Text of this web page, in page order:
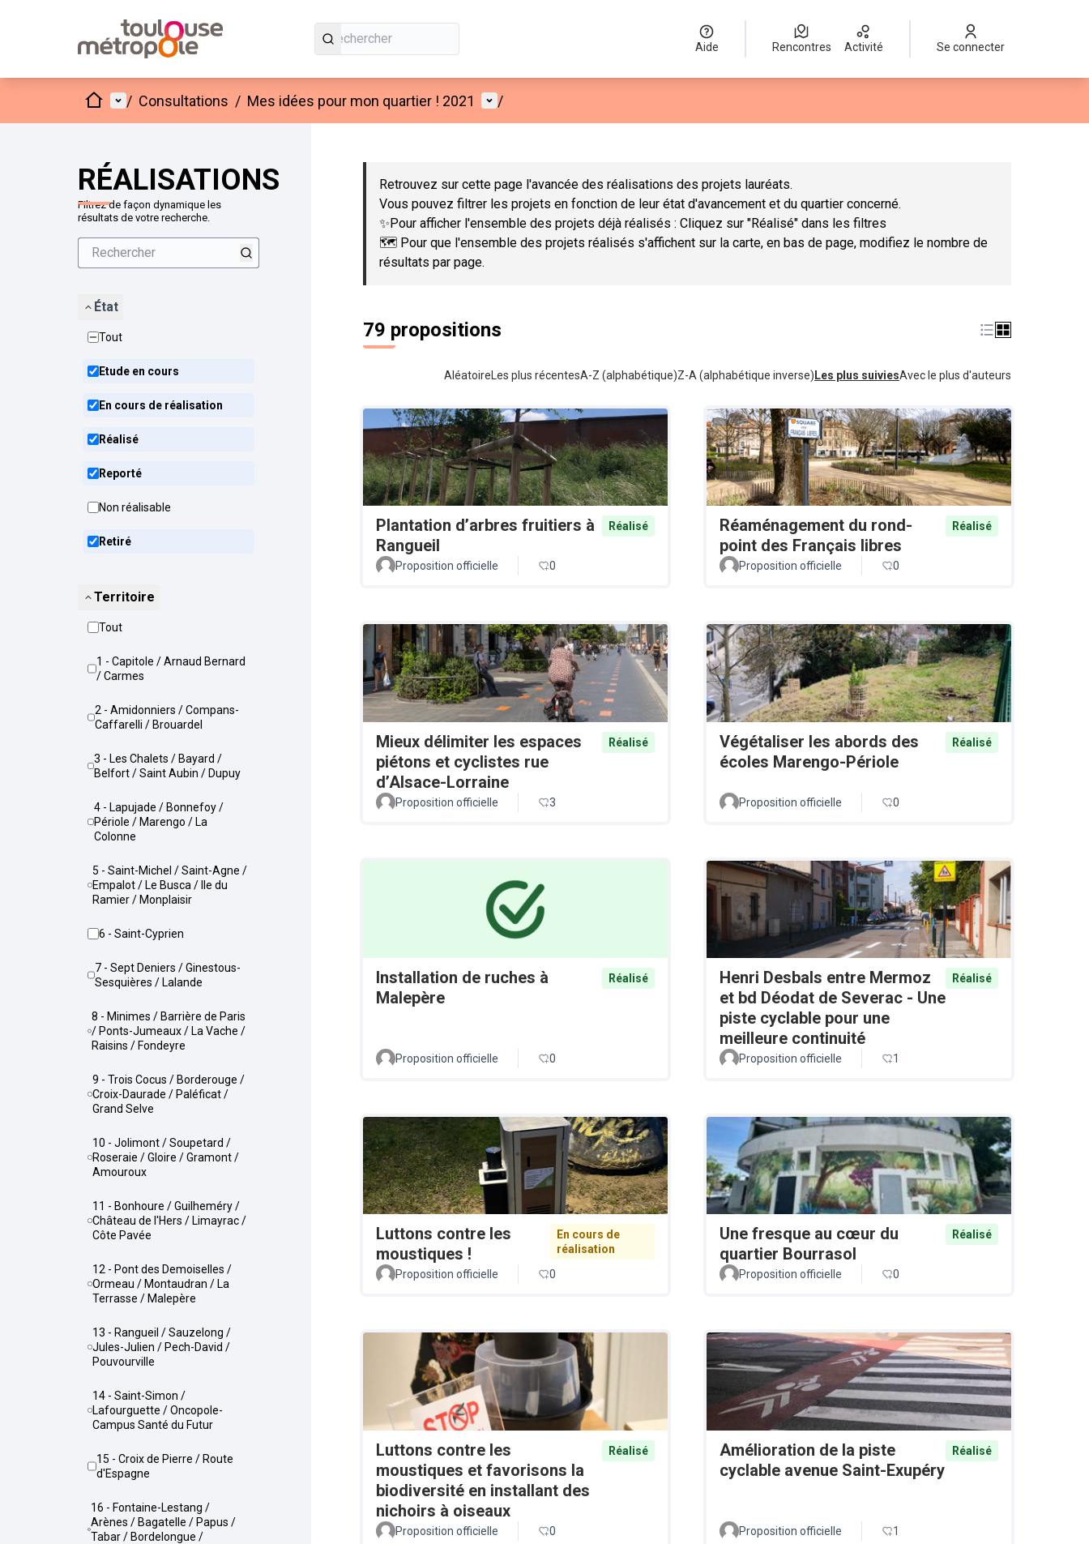
Aide Rencontres Activité Se connecter
AccueilMenu principal
/ Consultations / Mes idées pour mon quartier ! 2021 Menu utilisateur
/
RÉALISATIONS
Filtrez de façon dynamique les
résultats de votre recherche.
État
Tout
Etude en cours
En cours de réalisation
Réalisé
Reporté
Non réalisable
Retiré
Territoire
Tout
1 - Capitole / Arnaud Bernard
/ Carmes
2 - Amidonniers / Compans-
Caffarelli / Brouardel
3 - Les Chalets / Bayard /
Belfort / Saint Aubin / Dupuy
4 - Lapujade / Bonnefoy /
Périole / Marengo / La
Colonne
5 - Saint-Michel / Saint-Agne /
Empalot / Le Busca / Ile du
Ramier / Monplaisir
6 - Saint-Cyprien
7 - Sept Deniers / Ginestous-
Sesquières / Lalande
8 - Minimes / Barrière de Paris
/ Ponts-Jumeaux / La Vache /
Raisins / Fondeyre
9 - Trois Cocus / Borderouge /
Croix-Daurade / Paléficat /
Grand Selve
10 - Jolimont / Soupetard /
Roseraie / Gloire / Gramont /
Amouroux
11 - Bonhoure / Guilheméry /
Château de l'Hers / Limayrac /
Côte Pavée
12 - Pont des Demoiselles /
Ormeau / Montaudran / La
Terrasse / Malepère
13 - Rangueil / Sauzelong /
Jules-Julien / Pech-David /
Pouvourville
14 - Saint-Simon /
Lafourguette / Oncopole-
Campus Santé du Futur
15 - Croix de Pierre / Route
d'Espagne
16 - Fontaine-Lestang /
Arènes / Bagatelle / Papus /
Tabar / Bordelongue /
Passer la carte
Retrouvez sur cette page l'avancée des réalisations des projets lauréats.
Vous pouvez filtrer les projets en fonction de leur état d'avancement et du quartier concerné.
✨Pour afficher l'ensemble des projets déjà réalisés : Cliquez sur "Réalisé" dans les filtres
🗺️ Pour que l'ensemble des projets réalisés s'affichent sur la carte, en bas de page, modifiez le nombre de
résultats par page.
79 propositions
Aléatoire Les plus récentesA-Z (alphabétique)Z-A (alphabétique inverse) Les plus suiviesAvec le plus d'auteurs
Plantation d’arbres fruitiers à
Rangueil
Réalisé
Proposition officielle 0
Réaménagement du rond-
point des Français libres
Réalisé
Proposition officielle 0
Mieux délimiter les espaces
piétons et cyclistes rue
d’Alsace-Lorraine
Réalisé
Proposition officielle 3
Végétaliser les abords des
écoles Marengo-Périole
Réalisé
Proposition officielle 0
Installation de ruches à
Malepère
Réalisé
Proposition officielle 0
Henri Desbals entre Mermoz
et bd Déodat de Severac - Une
piste cyclable pour une
meilleure continuité
Réalisé
Proposition officielle 1
Luttons contre les
moustiques !
En cours de
réalisation
Proposition officielle
0
Une fresque au cœur du
quartier Bourrasol
Réalisé
Proposition officielle 0
Luttons contre les
moustiques et favorisons la
biodiversité en installant des
nichoirs à oiseaux
Réalisé
Proposition officielle 0
Amélioration de la piste
cyclable avenue Saint-Exupéry
Réalisé
Proposition officielle 1